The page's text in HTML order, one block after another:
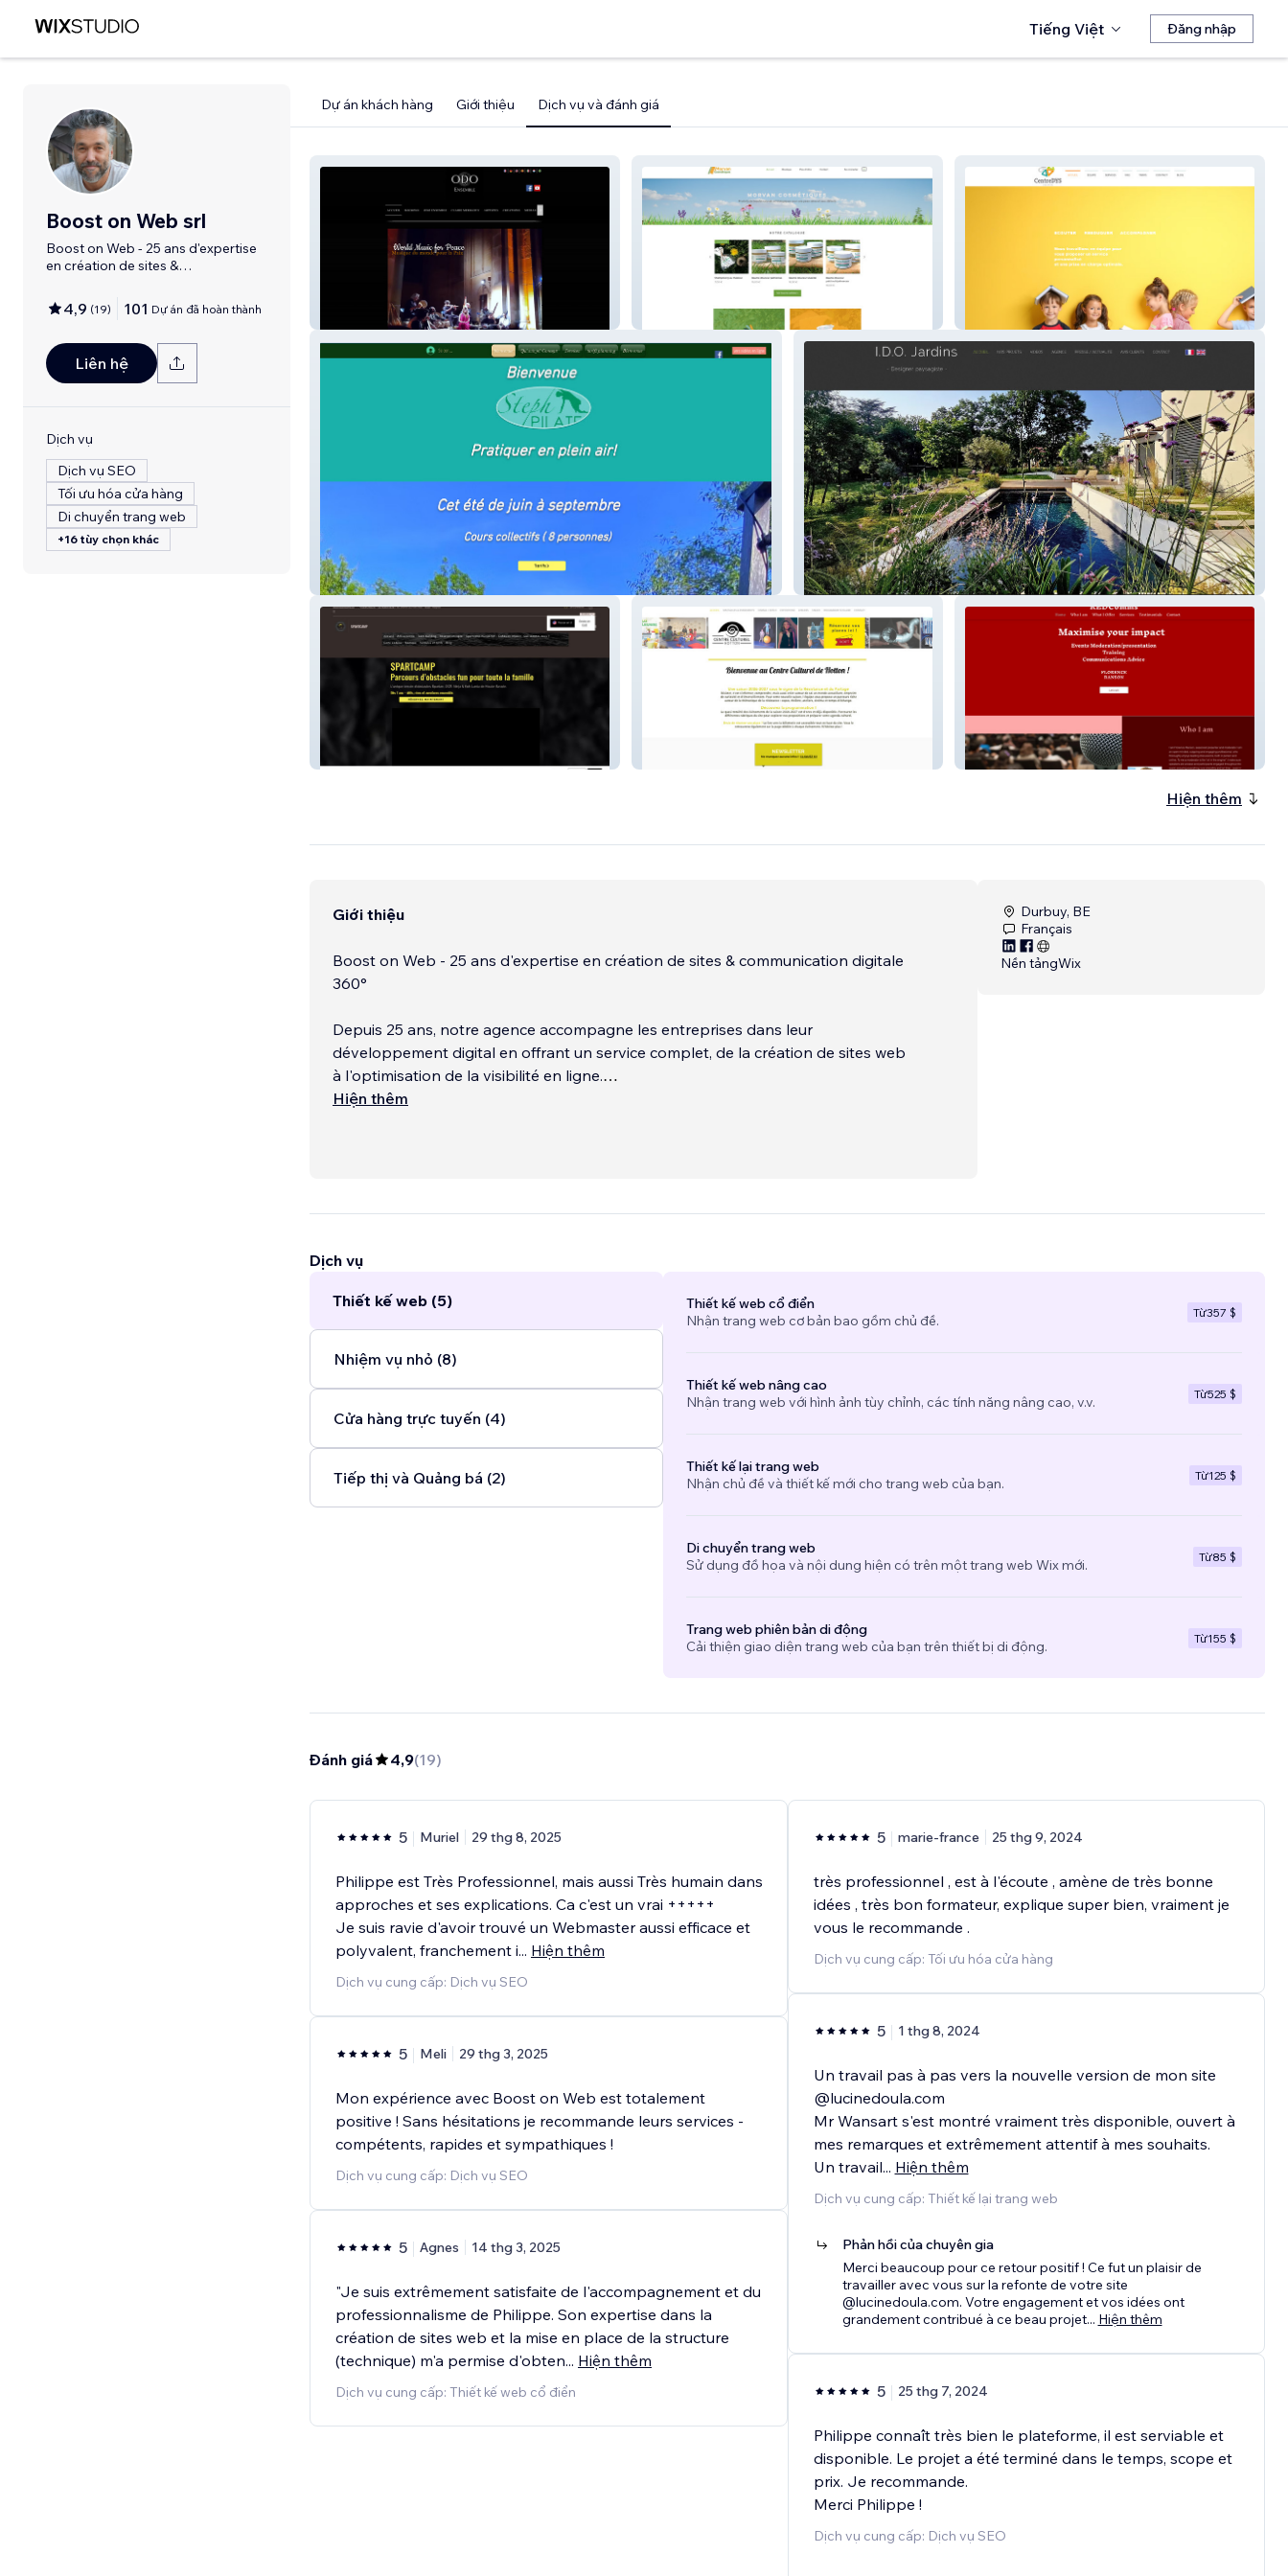
Tiếng Việt Đăng nhập
Boost on Web srl
Boost on Web - 25 ans d'expertise
en création de sites &
4,9 (19) 101 Dự án đã hoàn thành
Liên hệ
Dịch vụ
Dịch vụ SEO
Tối ưu hóa cửa hàng
Di chuyển trang web
+16 tùy chọn khác
Dự án khách hàng Giới thiệu Dịch vụ và đánh giá
Odo ensemble Morvan Cosmétiques
steph-pilates IDO Jardins
Spartcamp centreculturelhotton
Redcomms : Maximise your
impact
Hiện thêm
Giới thiệu
Boost on Web - 25 ans d'expertise en création de sites & communication digitale
360°
Depuis 25 ans, notre agence accompagne les entreprises dans leur
développement digital en offrant un service complet, de la création de sites web
à l'optimisation de la visibilité en ligne.
Hiện thêm
Durbuy, BE
Français
Nền tảngWix
Dịch vụ
Thiết kế web (5)
Nhiệm vụ nhỏ (8)
Cửa hàng trực tuyến (4)
Tiếp thị và Quảng bá (2)
Thiết kế web cổ điển
Nhận trang web cơ bản bao gồm chủ đề.
Từ357 $
Thiết kế web nâng cao
Nhận trang web với hình ảnh tùy chỉnh, các tính năng nâng cao, v.v.
Từ525 $
Thiết kế lại trang web
Nhận chủ đề và thiết kế mới cho trang web của bạn.
Từ125 $
Di chuyển trang web
Sử dụng đồ họa và nội dung hiện có trên một trang web Wix mới.
Từ85 $
Trang web phiên bản di động
Cải thiện giao diện trang web của bạn trên thiết bị di động.
Từ155 $
Đánh giá 4,9(19)
5 Muriel 29 thg 8, 2025
Philippe est Très Professionnel, mais aussi Très humain dans
approches et ses explications. Ca c'est un vrai +++++
Je suis ravie d'avoir trouvé un Webmaster aussi efficace et
polyvalent, franchement i... Hiện thêm
Dịch vụ cung cấp: Dịch vụ SEO
5 Meli 29 thg 3, 2025
Mon expérience avec Boost on Web est totalement
positive ! Sans hésitations je recommande leurs services -
compétents, rapides et sympathiques !
Dịch vụ cung cấp: Dịch vụ SEO
5 Agnes 14 thg 3, 2025
"Je suis extrêmement satisfaite de l'accompagnement et du
professionnalisme de Philippe. Son expertise dans la
création de sites web et la mise en place de la structure
(technique) m'a permise d'obten... Hiện thêm
Dịch vụ cung cấp: Thiết kế web cổ điển
5 marie-france 25 thg 9, 2024
très professionnel , est à l'écoute , amène de très bonne
idées , très bon formateur, explique super bien, vraiment je
vous le recommande .
Dịch vụ cung cấp: Tối ưu hóa cửa hàng
5 1 thg 8, 2024
Un travail pas à pas vers la nouvelle version de mon site
@lucinedoula.com
Mr Wansart s'est montré vraiment très disponible, ouvert à
mes remarques et extrêmement attentif à mes souhaits.
Un travail... Hiện thêm
Dịch vụ cung cấp: Thiết kế lại trang web
Phản hồi của chuyên gia
Merci beaucoup pour ce retour positif ! Ce fut un plaisir de
travailler avec vous sur la refonte de votre site
@lucinedoula.com. Votre engagement et vos idées ont
grandement contribué à ce beau projet... Hiện thêm
5 25 thg 7, 2024
Philippe connaît très bien le plateforme, il est serviable et
disponible. Le projet a été terminé dans le temps, scope et
prix. Je recommande.
Merci Philippe !
Dịch vụ cung cấp: Dịch vụ SEO